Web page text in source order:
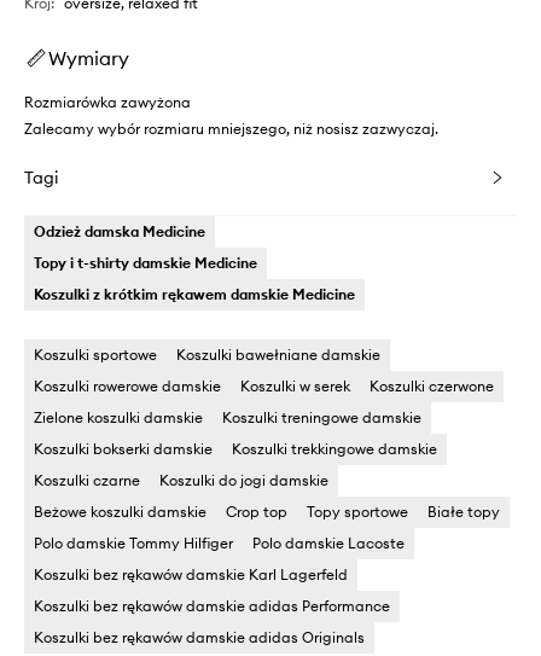
Wymiary
Rozmiarówka zawyżona
Zalecamy wybór rozmiaru mniejszego, niż nosisz zazwyczaj.
Tagi
Odzież damska Medicine
Topy i t-shirty damskie Medicine
Koszulki z krótkim rękawem damskie Medicine
Koszulki sportowe
Koszulki bawełniane damskie
Koszulki rowerowe damskie
Koszulki w serek
Koszulki czerwone
Zielone koszulki damskie
Koszulki treningowe damskie
Koszulki bokserki damskie
Koszulki trekkingowe damskie
Koszulki czarne
Koszulki do jogi damskie
Beżowe koszulki damskie
Crop top Topy sportowe
Białe topy
Polo damskie Tommy Hilfiger
Polo damskie Lacoste
Koszulki bez rękawów damskie Karl Lagerfeld
Koszulki bez rękawów damskie adidas Performance
Koszulki bez rękawów damskie adidas Originals